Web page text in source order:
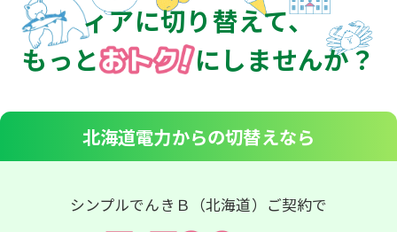
ィアに切り替えて、
もっと
にしませんか？
北海道電力からの切替えなら
シンプルでんきＢ（北海道）ご契約で